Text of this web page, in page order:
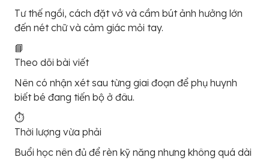
Tư thế ngồi, cách đặt vở và cầm bút ảnh hưởng lớn
đến nét chữ và cảm giác mỏi tay.
📘
Theo dõi bài viết
Nên có nhận xét sau từng giai đoạn để phụ huynh
biết bé đang tiến bộ ở đâu.
⏱️
Thời lượng vừa phải
Buổi học nên đủ để rèn kỹ năng nhưng không quá dài